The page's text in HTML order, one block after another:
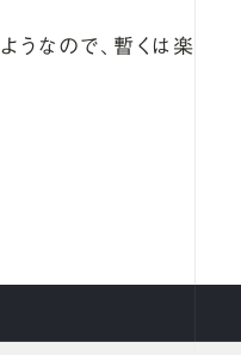
うなので、暫くは楽